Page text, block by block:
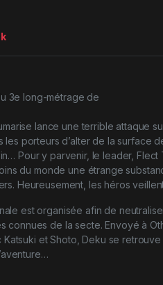
3e long-métrage de
lance une terrible attaque
les porteurs d’alter de la surface
Pour y parvenir, le leader, Flect
du monde une étrange
Heureusement, les héros
est organisée afin de
connues de la secte. Envoyé à
Katsuki et Shoto, Deku se retrouve